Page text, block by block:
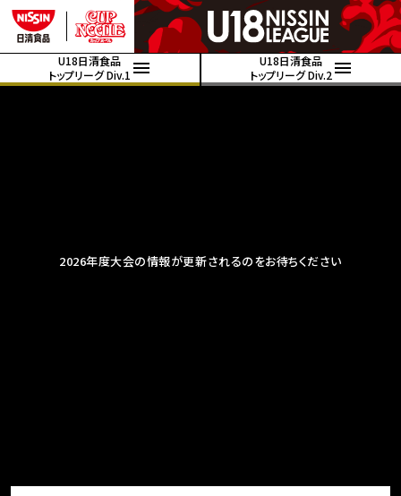
U18日清食品
トップリーグ Div.1
U18日清食品
トップリーグ Div.2
2026年度大会の情報が更新されるのをお待ちください